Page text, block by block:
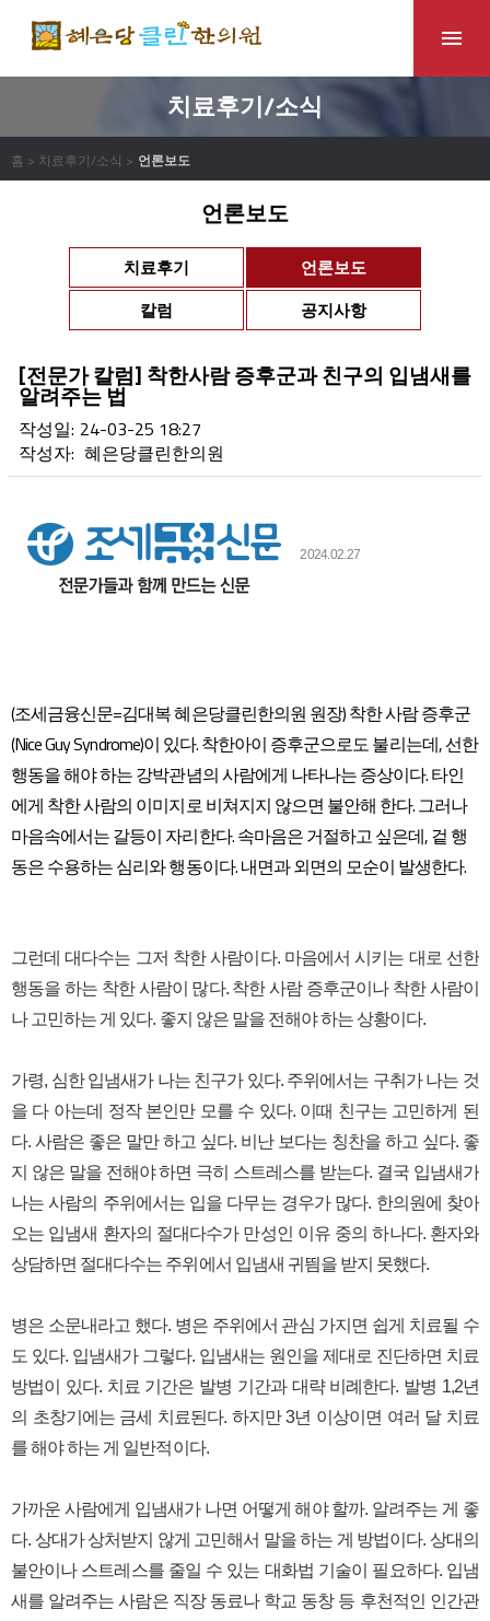
치료후기/소식
홈 > 치료후기/소식 > 언론보도
언론보도
치료후기
언론보도
칼럼
공지사항
[전문가 칼럼] 착한사람 증후군과 친구의 입냄새를
알려주는 법
작성일: 24-03-25 18:27
작성자: 혜은당클린한의원
2024.02.27
​(조세금융신문=김대복 혜은당클린한의원 원장) 착한 사람 증후군
(Nice Guy Syndrome)이 있다. 착한아이 증후군으로도 불리는데, 선한
행동을 해야 하는 강박관념의 사람에게 나타나는 증상이다. 타인
에게 착한 사람의 이미지로 비쳐지지 않으면 불안해 한다. 그러나
마음속에서는 갈등이 자리한다. 속마음은 거절하고 싶은데, 겉 행
동은 수용하는 심리와 행동이다. 내면과 외면의 모순이 발생한다.
그런데 대다수는 그저 착한 사람이다. 마음에서 시키는 대로 선한
행동을 하는 착한 사람이 많다. 착한 사람 증후군이나 착한 사람이
나 고민하는 게 있다. 좋지 않은 말을 전해야 하는 상황이다.
가령, 심한 입냄새가 나는 친구가 있다. 주위에서는 구취가 나는 것
을 다 아는데 정작 본인만 모를 수 있다. 이때 친구는 고민하게 된
다. 사람은 좋은 말만 하고 싶다. 비난 보다는 칭찬을 하고 싶다. 좋
지 않은 말을 전해야 하면 극히 스트레스를 받는다. 결국 입냄새가
나는 사람의 주위에서는 입을 다무는 경우가 많다. 한의원에 찾아
오는 입냄새 환자의 절대다수가 만성인 이유 중의 하나다. 환자와
상담하면 절대다수는 주위에서 입냄새 귀띔을 받지 못했다.
병은 소문내라고 했다. 병은 주위에서 관심 가지면 쉽게 치료될 수
도 있다. 입냄새가 그렇다. 입냄새는 원인을 제대로 진단하면 치료
방법이 있다. 치료 기간은 발병 기간과 대략 비례한다. 발병 1,2년
의 초창기에는 금세 치료된다. 하지만 3년 이상이면 여러 달 치료
를 해야 하는 게 일반적이다.
가까운 사람에게 입냄새가 나면 어떻게 해야 할까. 알려주는 게 좋
다. 상대가 상처받지 않게 고민해서 말을 하는 게 방법이다. 상대의
불안이나 스트레스를 줄일 수 있는 대화법 기술이 필요하다. 입냄
새를 알려주는 사람은 직장 동료나 학교 동창 등 후천적인 인간관